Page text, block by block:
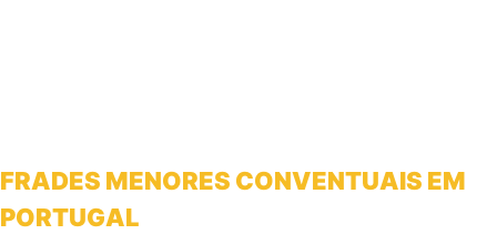
FRADES MENORES CONVENTUAIS EM
PORTUGAL